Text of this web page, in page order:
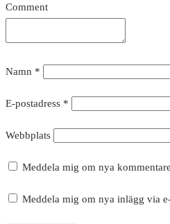
Comment
Namn *
E-postadress *
Webbplats
Meddela mig om nya
Meddela mig om nya inlägg via